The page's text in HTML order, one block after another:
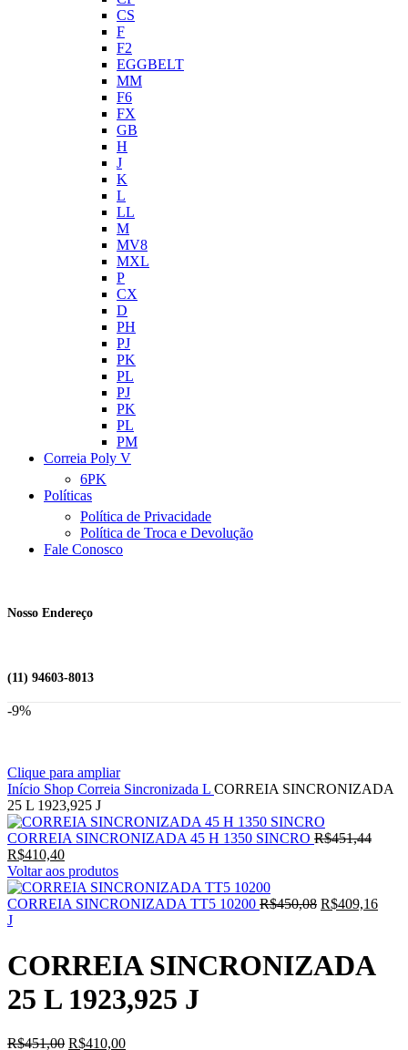
CS
F
F2
EGGBELT
MM
F6
FX
GB
H
J
K
L
LL
M
MV8
MXL
P
CX
D
PH
PJ
PK
PL
PJ
PK
PL
PM
Correia Poly V
6PK
Políticas
Política de Privacidade
Política de Troca e Devolução
Fale Conosco
Nosso Endereço
(11) 94603-8013
-9%
Clique para ampliar
Início Shop Correia Sincronizada L CORREIA SINCRONIZADA
25 L 1923,925 J
CORREIA SINCRONIZADA 45 H 1350 SINCRO R$451,44O
R$410,40O
preço
atual
é:
Voltar aos produtos
CORREIA SINCRONIZADA TT5 10200 R$450,08 O
era:
R$450,08.
R$409,16O
J
CORREIA SINCRONIZADA
25 L 1923,925 J
R$451,00 O
R$410,00O